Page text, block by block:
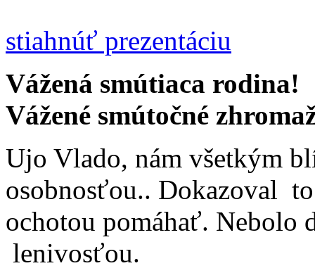
stiahnúť prezentáciu
Vážená smútiaca rodina!
Vážené smútočné
Ujo Vlado, nám všetkým
osobnosťou.. Dokazoval
ochotou pomáhať. Nebolo
lenivosťou.